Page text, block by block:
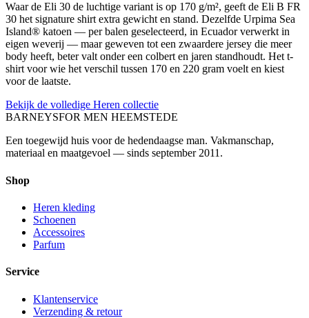
Waar de Eli 30 de luchtige variant is op 170 g/m², geeft de Eli B FR
30 het signature shirt extra gewicht en stand. Dezelfde Urpima Sea
Island® katoen — per balen geselecteerd, in Ecuador verwerkt in
eigen weverij — maar geweven tot een zwaardere jersey die meer
body heeft, beter valt onder een colbert en jaren standhoudt. Het t-
shirt voor wie het verschil tussen 170 en 220 gram voelt en kiest
voor de laatste.
Bekijk de volledige Heren collectie
BARNEYSFOR MEN HEEMSTEDE
Een toegewijd huis voor de hedendaagse man. Vakmanschap,
materiaal en maatgevoel — sinds september 2011.
Shop
Heren kleding
Schoenen
Accessoires
Parfum
Service
Klantenservice
Verzending & retour